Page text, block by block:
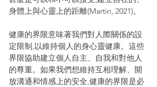
身體上與心靈上的距離(Martin, 2021)。
健康的界限意味著我們對人際關係的設
定限制,以維持個人的身心靈健康。這些
界限協助建立個人自主、自我和對他人
的尊重。如果我們想維持互相理解、開
放溝通和情感上的安全,健康的界限是必